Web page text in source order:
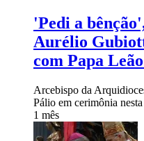
'Pedi a
Aurélio
com Papa
Arcebispo da
Pálio em cerimônia
1 mês